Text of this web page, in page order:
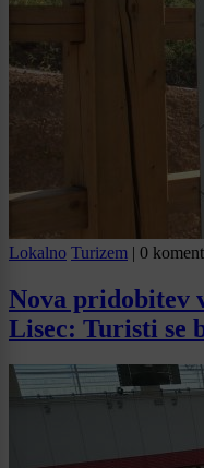
Lokalno Turizem | 0
Nova pridobitev
Lisec: Turisti se